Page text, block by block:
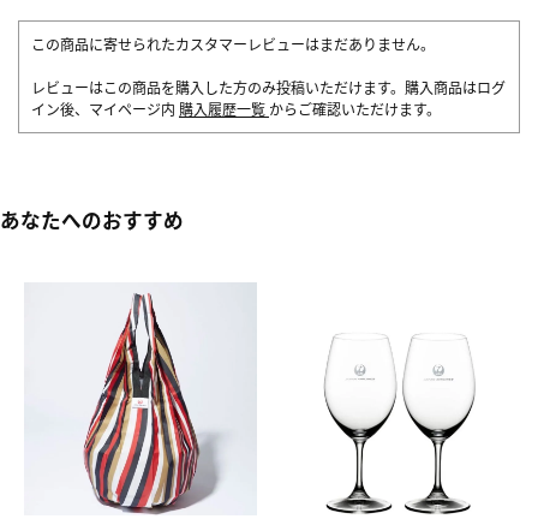
この商品に寄せられたカスタマーレビューはまだありません。
レビューはこの商品を購入した方のみ投稿いただけます。購入商品はログ
イン後、マイページ内 購入履歴一覧 からご確認いただけます。
あなたへのおすすめ